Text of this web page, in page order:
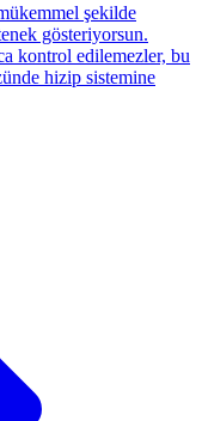
şekilde
gösteriyorsun.
kontrol edilemezler, bu
hizip sistemine